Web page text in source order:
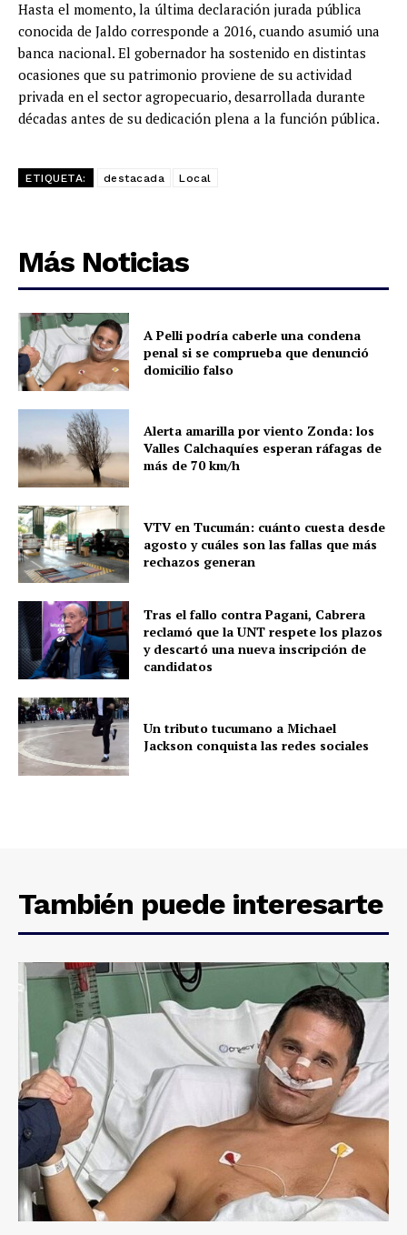
Hasta el momento, la última declaración jurada pública
conocida de Jaldo corresponde a 2016, cuando asumió una
banca nacional. El gobernador ha sostenido en distintas
ocasiones que su patrimonio proviene de su actividad
privada en el sector agropecuario, desarrollada durante
décadas antes de su dedicación plena a la función pública.
ETIQUETA: destacada Local
Más Noticias
A Pelli podría caberle una condena
penal si se comprueba que denunció
domicilio falso
Alerta amarilla por viento Zonda: los
Valles Calchaquíes esperan ráfagas de
más de 70 km/h
VTV en Tucumán: cuánto cuesta desde
agosto y cuáles son las fallas que más
rechazos generan
Tras el fallo contra Pagani, Cabrera
reclamó que la UNT respete los plazos
y descartó una nueva inscripción de
candidatos
Un tributo tucumano a Michael
Jackson conquista las redes sociales
También puede interesarte